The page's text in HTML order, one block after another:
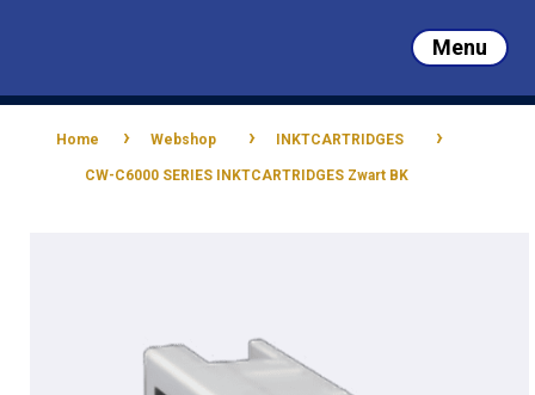
Menu
Home › Webshop › INKTCARTRIDGES ›
CW-C6000 SERIES INKTCARTRIDGES Zwart BK
Close
Menu